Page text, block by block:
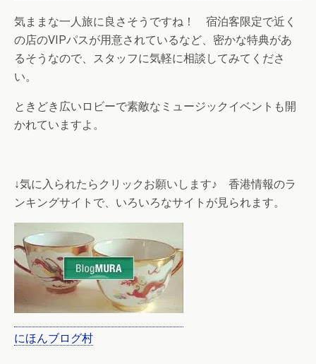
気ままな一人旅に良さそうですね！ 宿泊客限定で近く
の店のVIPパスが用意されているなど、密かな特典があ
るそうなので、スタッフに気軽に相談してみてくださ
い。
ときどき広いロビーで素敵なミュージックイベントも開
かれていますよ。
↓気に入られたらクリックお願いします♪ 香港情報のラ
ンキングサイトで、いろいろなサイトが見られます。
にほんブログ村